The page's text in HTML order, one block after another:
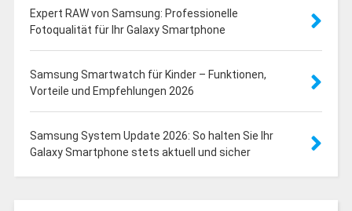
Expert RAW von Samsung: Professionelle
Fotoqualität für Ihr Galaxy Smartphone
Samsung Smartwatch für Kinder – Funktionen,
Vorteile und Empfehlungen 2026
Samsung System Update 2026: So halten Sie Ihr
Galaxy Smartphone stets aktuell und sicher